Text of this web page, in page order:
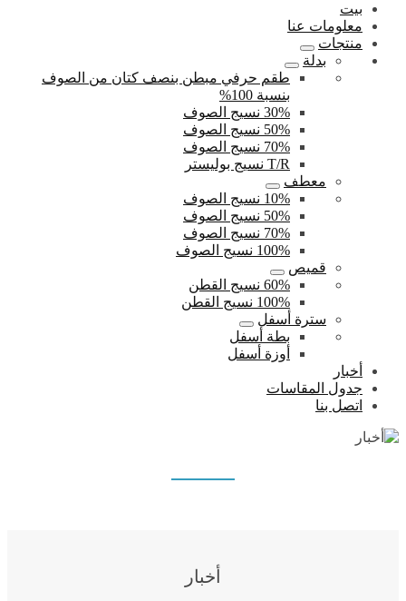
بيت
معلومات عنا
منتجات
بدلة
طقم حرفي مبطن بنصف كتان من الصوف
بنسبة 100%
30% نسيج الصوف
50% نسيج الصوف
70% نسيج الصوف
T/R نسيج بوليستر
معطف
10% نسيج الصوف
50% نسيج الصوف
70% نسيج الصوف
100% نسيج الصوف
قميص
60% نسيج القطن
100% نسيج القطن
سترة أسفل
بطة أسفل
أوزة أسفل
أخبار
جدول المقاسات
اتصل بنا
أخبار